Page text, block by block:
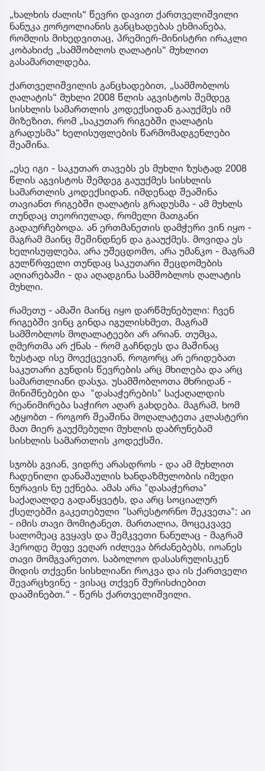
„ხალხის ძალის“ წევრი დავით ქართველიშვილი
ნანუკა ჟორჟოლიანის განცხადებას ეხმიანება,
რომლის მიხედვითაც, პრემიერ-მინისტრი ირაკლი
კობახიძე „სამშობლოს ღალატის“ მუხლით
გასამართლდება.
ქართველიშვილის განცხადებით, „სამშობლოს
ღალატის“ მუხლი 2008 წლის აგვისტოს შემდეგ
სისხლის სამართლის კოდექსიდან გააუქმეს იმ
მიზეზით, რომ „საკუთარ რიგებში ღალატის
გრადუსმა“ ხელისუფლების წარმომადგენლები
შეაშინა.
„ესე იგი - საკუთარ თავებს ეს მუხლი ზუსტად 2008
წლის აგვისტოს შემდეგ გაუუქმეს სისხლის
სამართლის კოდექსიდან. იმდენად შეაშინა
თავიანთ რიგებში ღალატის გრადუსმა - ამ მუხლს
თუნდაც თეორიულად, რომელი მათგანი
გადაურჩებოდა. ან ერთმანეთის დამჭერი ვინ იყო -
მაგრამ მაინც შეშინდნენ და გააუქმეს. მოვიდა ეს
ხელისუფლება, არა უშეცდომო, არა უმანკო - მაგრამ
გულწრფელი თუნდაც საკუთარი შეცდომების
აღიარებაში - და აღადგინა სამშობლოს ღალატის
მუხლი.
რამეთუ - ამაში მაინც იყო დარწმუნებული: ჩვენ
რიგებში ვინც გინდა იგულისხმეთ, მაგრამ
სამშობლოს მოღალატეები არ არიან. თუმცა,
ღმერთმა არ ქნას - რომ გაჩნდეს და მაშინაც
ზუსტად ისე მოექცევიან, როგორც არ ერიდებათ
საკუთარი გუნდის წევრების არც მხილება და არც
სამართლიანი დასჯა. უსამშობლოთა მხრიდან -
მინიშნებები და "დასაჭერების" საქაღალდის
რეანიმირება საჭირო აღარ გახდება. მაგრამ, ხომ
ატყობთ - როგორ შეაშინა მოღალატეთა კლასტერი
მათ მიერ გაუქმებული მუხლის დაბრუნებამ
სისხლის სამართლის კოდექსში.
სჯობს გვიან, ვიდრე არასდროს - და ამ მუხლით
ჩადენილი დანაშაულის ხანდაზმულობის იმედი
ნურავის ნუ ექნება. ამას არა "დასაჭერთა"
საქაღალდე გადაწყვეტს, და არც სოციალურ
ქსელებში გაკეთებული "სარესტორნო შეკვეთა": აი
- იმის თავი მომიტანეთ. მართალია, მოცეკვავე
სალომეაც გვყავს და შემკვეთი ნანულაც - მაგრამ
ჰეროდე მეფე ვეღარ იძლევა ბრძანებებს, იოანეს
თავი მომგვარეთო. საბოლოო დასასრულისკენ
მიდის თქვენი სისხლიანი როკვა და ის ქართველი
შევარცხვინე - ვისაც თქვენ შურისძიებით
დააშინებთ.“ - წერს ქართველიშვილი.